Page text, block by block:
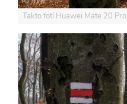
Takto fotí Huawei Mate 20 Pro